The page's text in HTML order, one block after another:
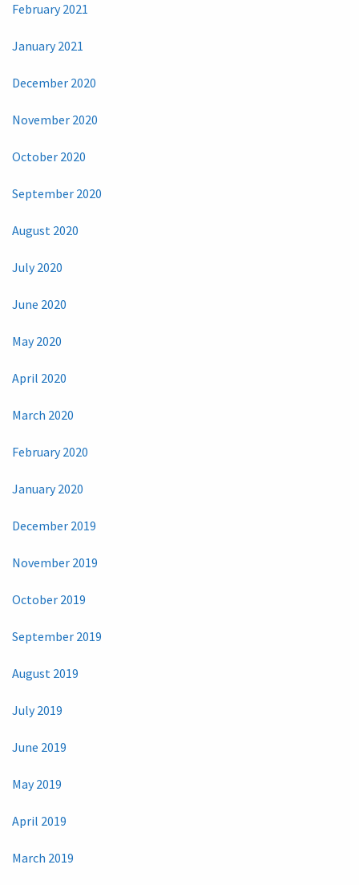
February 2021
January 2021
December 2020
November 2020
October 2020
September 2020
August 2020
July 2020
June 2020
May 2020
April 2020
March 2020
February 2020
January 2020
December 2019
November 2019
October 2019
September 2019
August 2019
July 2019
June 2019
May 2019
April 2019
March 2019